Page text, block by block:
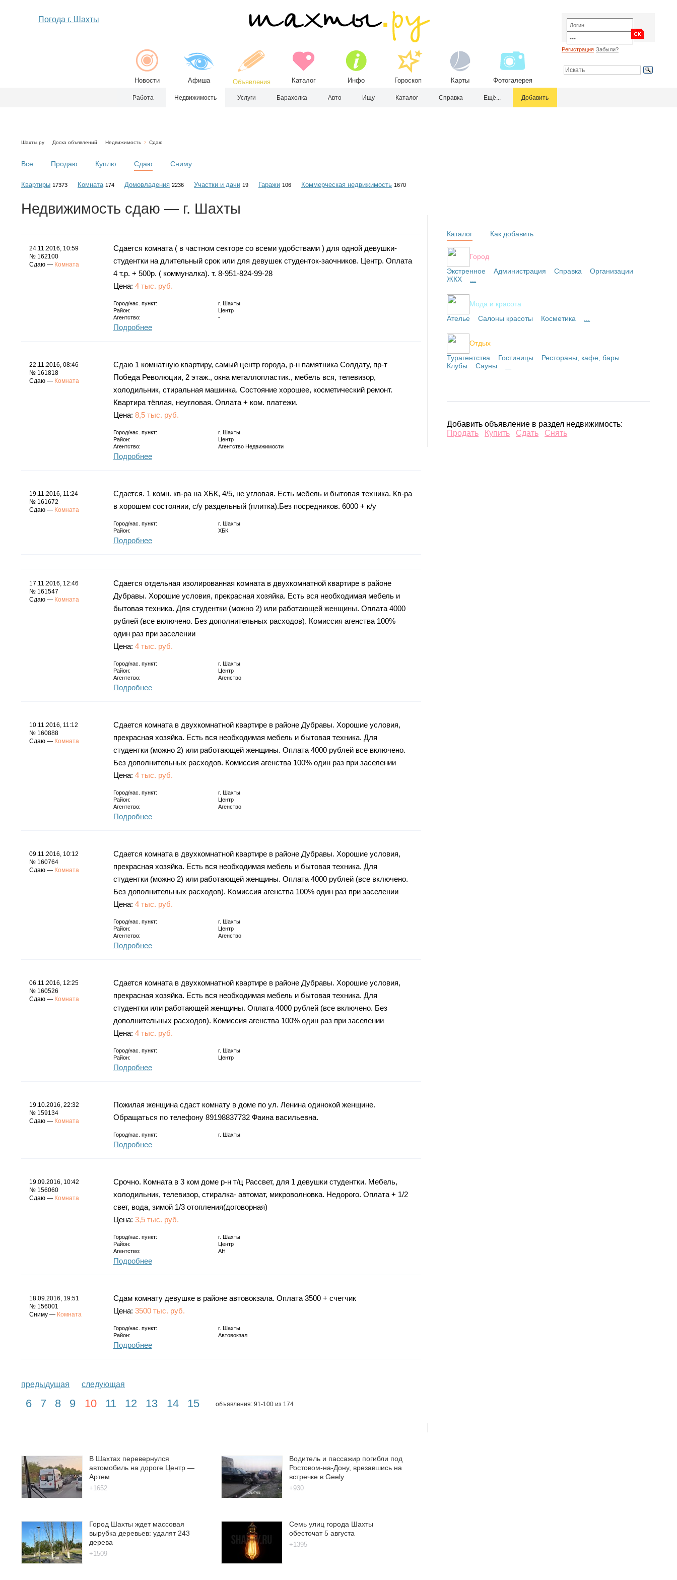
Погода г. Шахты
Новости Афиша Объявления Каталог Инфо Гороскоп Карты Фотогалерея
Регистрация Забыли?
Работа Недвижимость Услуги Барахолка Авто Ищу Каталог Справка Ещё... Добавить
Шахты.ру Доска объявлений Недвижимость Сдаю
Все Продаю Куплю Сдаю Сниму
Квартиры 17373 Комната 174 Домовладения 2236 Участки и дачи 19 Гаражи 106 Коммерческая недвижимость 1670
Недвижимость сдаю — г. Шахты
24.11.2016, 10:59
№ 162100
Сдаю — Комната
Сдается комната ( в частном секторе со всеми удобствами ) для одной девушки-
студентки на длительный срок или для девушек студенток-заочников. Центр. Оплата
4 т.р. + 500р. ( коммуналка). т. 8-951-824-99-28
Цена: 4 тыс. руб.
Город/нас. пункт: г. Шахты
Район:
Центр
Агентство:
-
Подробнее
22.11.2016, 08:46
№ 161818
Сдаю — Комната
Сдаю 1 комнатную квартиру, самый центр города, р-н памятника Солдату, пр-т
Победа Революции, 2 этаж., окна металлопластик., мебель вся, телевизор,
холодильник, стиральная машинка. Состояние хорошее, косметический ремонт.
Квартира тёплая, неугловая. Оплата + ком. платежи.
Цена: 8,5 тыс. руб.
Город/нас. пункт: г. Шахты
Район:
Центр
Агентство:
Агентство Недвижимости
Подробнее
19.11.2016, 11:24
№ 161672
Сдаю — Комната
Сдается. 1 комн. кв-ра на ХБК, 4/5, не угловая. Есть мебель и бытовая техника. Кв-ра
в хорошем состоянии, с/у раздельный (плитка).Без посредников. 6000 + к/у
Город/нас. пункт: г. Шахты
Район:
ХБК
Подробнее
17.11.2016, 12:46
№ 161547
Сдаю — Комната
Сдается отдельная изолированная комната в двухкомнатной квартире в районе
Дубравы. Хорошие условия, прекрасная хозяйка. Есть вся необходимая мебель и
бытовая техника. Для студентки (можно 2) или работающей женщины. Оплата 4000
рублей (все включено. Без дополнительных расходов). Комиссия агенства 100%
один раз при заселении
Цена: 4 тыс. руб.
Город/нас. пункт: г. Шахты
Район:
Центр
Агентство:
Агенство
Подробнее
10.11.2016, 11:12
№ 160888
Сдаю — Комната
Сдается комната в двухкомнатной квартире в районе Дубравы. Хорошие условия,
прекрасная хозяйка. Есть вся необходимая мебель и бытовая техника. Для
студентки (можно 2) или работающей женщины. Оплата 4000 рублей все включено.
Без дополнительных расходов. Комиссия агенства 100% один раз при заселении
Цена: 4 тыс. руб.
Город/нас. пункт: г. Шахты
Район:
Центр
Агентство:
Агенство
Подробнее
09.11.2016, 10:12
№ 160764
Сдаю — Комната
Сдается комната в двухкомнатной квартире в районе Дубравы. Хорошие условия,
прекрасная хозяйка. Есть вся необходимая мебель и бытовая техника. Для
студентки (можно 2) или работающей женщины. Оплата 4000 рублей (все включено.
Без дополнительных расходов). Комиссия агенства 100% один раз при заселении
Цена: 4 тыс. руб.
Город/нас. пункт: г. Шахты
Район:
Центр
Агентство:
Агенство
Подробнее
06.11.2016, 12:25
№ 160526
Сдаю — Комната
Сдается комната в двухкомнатной квартире в районе Дубравы. Хорошие условия,
прекрасная хозяйка. Есть вся необходимая мебель и бытовая техника. Для
студентки или работающей женщины. Оплата 4000 рублей (все включено. Без
дополнительных расходов). Комиссия агенства 100% один раз при заселении
Цена: 4 тыс. руб.
Город/нас. пункт: г. Шахты
Район:
Центр
Подробнее
19.10.2016, 22:32
№ 159134
Сдаю — Комната
Пожилая женщина сдаст комнату в доме по ул. Ленина одинокой женщине.
Обращаться по телефону 89198837732 Фаина васильевна.
Город/нас. пункт: г. Шахты
Подробнее
19.09.2016, 10:42
№ 156060
Сдаю — Комната
Срочно. Комната в 3 ком доме р-н т/ц Рассвет, для 1 девушки студентки. Мебель,
холодильник, телевизор, стиралка- автомат, микроволновка. Недорого. Оплата + 1/2
свет, вода, зимой 1/3 отопления(договорная)
Цена: 3,5 тыс. руб.
Город/нас. пункт: г. Шахты
Район:
Центр
Агентство:
АН
Подробнее
18.09.2016, 19:51
№ 156001
Сниму — Комната
Сдам комнату девушке в районе автовокзала. Оплата 3500 + счетчик
Цена: 3500 тыс. руб.
Город/нас. пункт: г. Шахты
Район:
Автовокзал
Подробнее
предыдущая следующая
6 7 8 9 10 11 12 13 14 15 объявления: 91-100 из 174
Каталог
Город
Экстренное
Администрация Справка
Организации
ЖКХ
Мода и красота
Ателье
Салоны красоты Косметика
Отдых
Турагентства
Гостиницы
Рестораны, кафе, бары
Клубы
Сауны
Как добавить
Добавить объявление в раздел недвижимость:
Продать
Купить Сдать Снять
В Шахтах перевернулся
автомобиль на дороге Центр —
Артем
+1652
Водитель и пассажир погибли под
Ростовом-на-Дону, врезавшись на
встречке в Geely
+930
Город Шахты ждет массовая
вырубка деревьев: удалят 243
дерева
+1509
Семь улиц города Шахты
обесточат 5 августа
+1395